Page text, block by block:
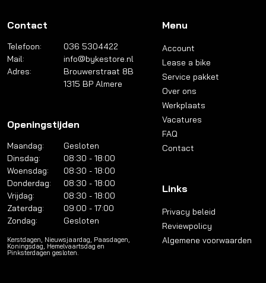
Contact
Telefoon:
036 5304422
Mail:
info@bykestore.nl
Adres:
Brouwerstraat 8B
1315 BP Almere
Openingstijden
Maandag:
Gesloten
Dinsdag:
08:30 - 18:00
Woensdag:
08:30 - 18:00
Donderdag:
08:30 - 18:00
Vrijdag:
08:30 - 18:00
Zaterdag:
09:00 - 17:00
Zondag:
Gesloten
Kerstdagen, Nieuwsjaardag, Paasdagen,
Koningsdag, Hemelvaartsdag en
Pinksterdagen gesloten.
Menu
Account
Lease a bike
Service pakket
Over ons
Werkplaats
Vacatures
FAQ
Contact
Links
Privacy beleid
Reviewpolicy
Algemene voorwaarden